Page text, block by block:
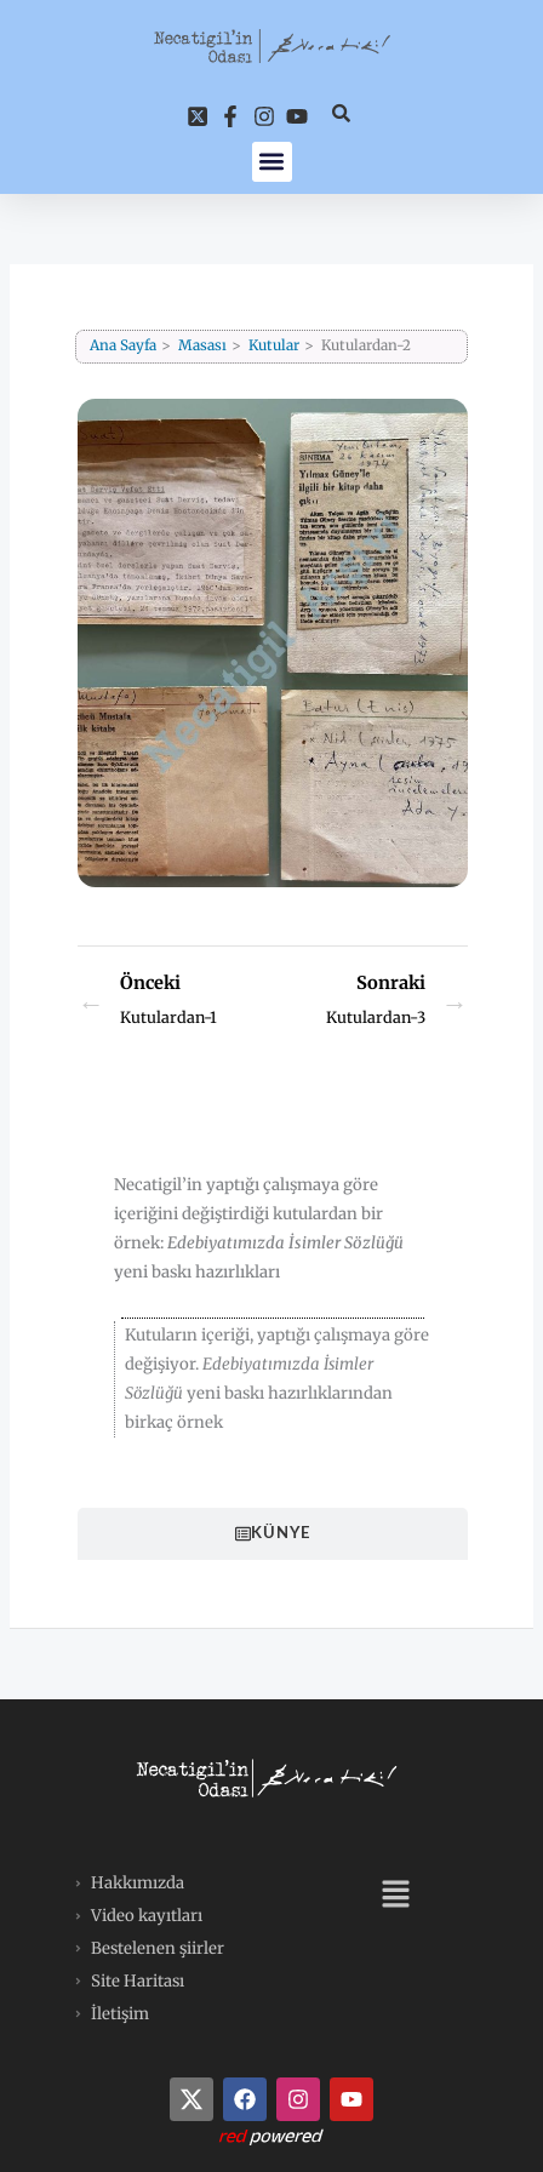
Ana Sayfa Masası Kutular Kutulardan-2
← Önceki
Kutulardan-1
Sonraki
Kutulardan-3
→
KÜNYE
Necatigil’in yaptığı çalışmaya göre
içeriğini değiştirdiği kutulardan bir
örnek:Edebiyatımızda İsimler Sözlüğü
yeni baskı hazırlıkları
Kutuların içeriği, yaptığı çalışmaya göre
değişiyor.Edebiyatımızda İsimler
Sözlüğü yeni baskı hazırlıklarından
birkaç örnek
Hakkımızda
Video kayıtları
Bestelenen şiirler
Site Haritası
İletişim
Menü
F
a
c
e
I
n
s
t
Y
o
u